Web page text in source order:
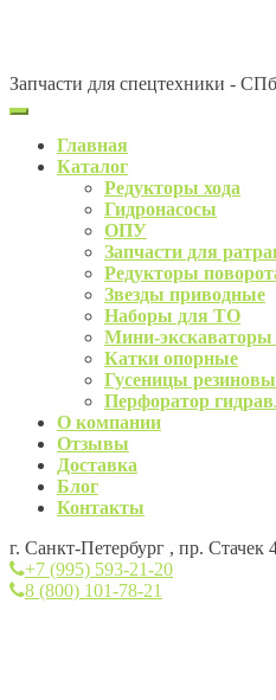
Запчасти для спецтехники -
Главная
Каталог
Редукторы хода
Гидронасосы
ОПУ
Запчасти для
Редукторы
Звезды приводные
Наборы для ТО
Мини-экскаваторы
Катки опорные
Гусеницы
Перфоратор
О компании
Отзывы
Доставка
Блог
Контакты
г. Санкт-Петербург , пр.
+7 (995) 593-21-20
8 (800) 101-78-21